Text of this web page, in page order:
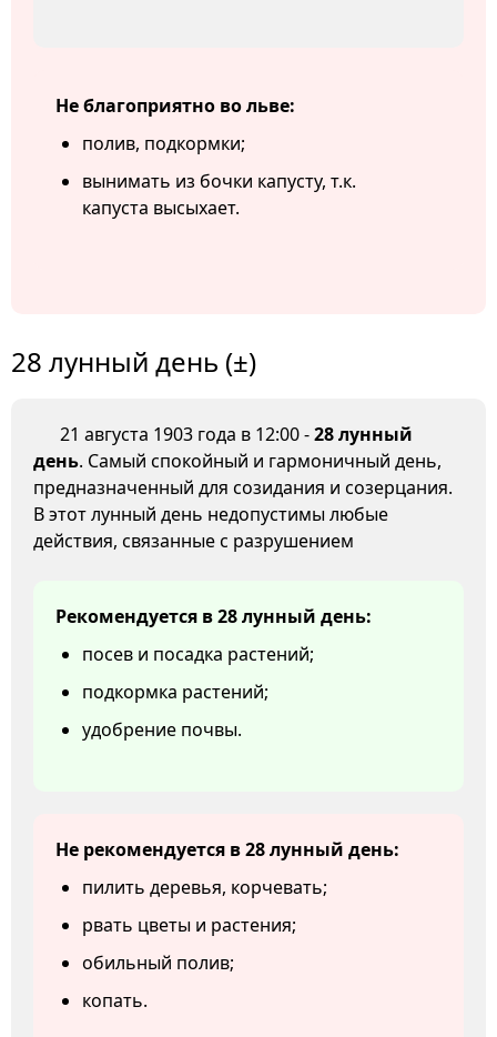
Не благоприятно во льве:
полив, подкормки;
вынимать из бочки капусту, т.к.
капуста высыхает.
28 лунный день (±)
21 августа 1903 года в 12:00 -28 лунный
день. Самый спокойный и гармоничный день,
предназначенный для созидания и созерцания.
В этот лунный день недопустимы любые
действия, связанные с разрушением
Рекомендуется в 28 лунный день:
посев и посадка растений;
подкормка растений;
удобрение почвы.
Не рекомендуется в 28 лунный день:
пилить деревья, корчевать;
рвать цветы и растения;
обильный полив;
копать.